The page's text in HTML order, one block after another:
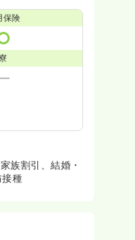
保険
族割引、結婚・
種